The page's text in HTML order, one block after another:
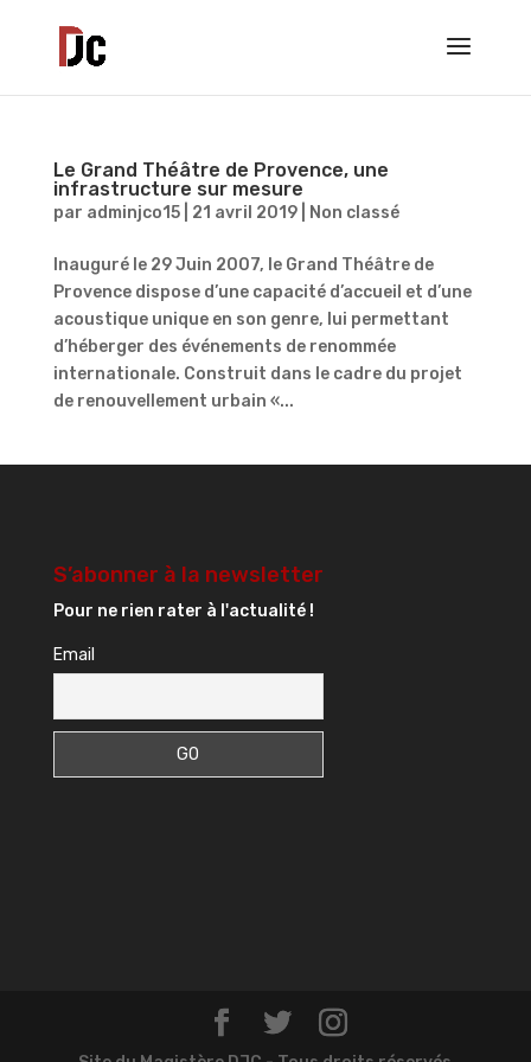
Le Grand Théâtre de Provence, une
infrastructure sur mesure
par adminjco15| 21 avril 2019| Non classé
Inauguré le 29 Juin 2007, le Grand Théâtre de
Provence dispose d’une capacité d’accueil et d’une
acoustique unique en son genre, lui permettant
d’héberger des événements de renommée
internationale. Construit dans le cadre du projet
de renouvellement urbain «...
S’abonner à la newsletter
Pour ne rien rater à l'actualité !
Email